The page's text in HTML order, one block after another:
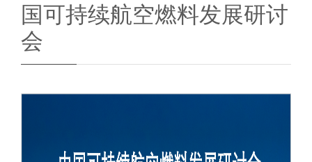
国可持续航空燃料发展研讨
会